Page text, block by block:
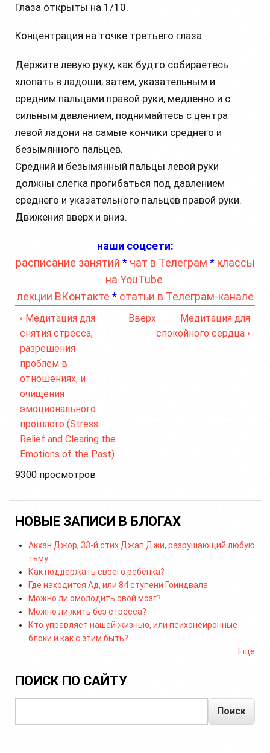
Глаза открыты на 1/10.
Концентрация на точке третьего глаза.
Держите левую руку, как будто собираетесь
хлопать в ладоши; затем, указательным и
средним пальцами правой руки, медленно и с
сильным давлением, поднимайтесь с центра
левой ладони на самые кончики среднего и
безымянного пальцев.
Средний и безымянный пальцы левой руки
должны слегка прогибаться под давлением
среднего и указательного пальцев правой руки.
Движения вверх и вниз.
наши соцсети:
расписание занятий * чат в Телеграм * классы
на YouTube
лекции ВКонтакте * статьи в Телеграм-канале
‹ Медитация для
снятия стресса,
разрешения
проблем в
отношениях, и
очищения
эмоционального
прошлого (Stress
Relief and Clearing the
Emotions of the Past)
Вверх
Медитация для
спокойного сердца ›
9300 просмотров
НОВЫЕ ЗАПИСИ В БЛОГАХ
Акхан Джор, 33-й стих Джап Джи, разрушающий любую
тьму
Как поддержать своего ребёнка?
Где находится Ад, или 84 ступени Гоиндвала
Можно ли омолодить свой мозг?
Можно ли жить без стресса?
Кто управляет нашей жизнью, или психонейронные
блоки и как с этим быть?
Ещё
ПОИСК ПО САЙТУ